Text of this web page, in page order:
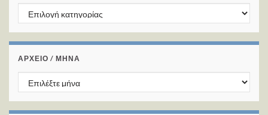
Kατηγορίες
ΑΡΧΕΙΟ / ΜΗΝΑ
ΑΡΧΕΙΟ / ΜΗΝΑ